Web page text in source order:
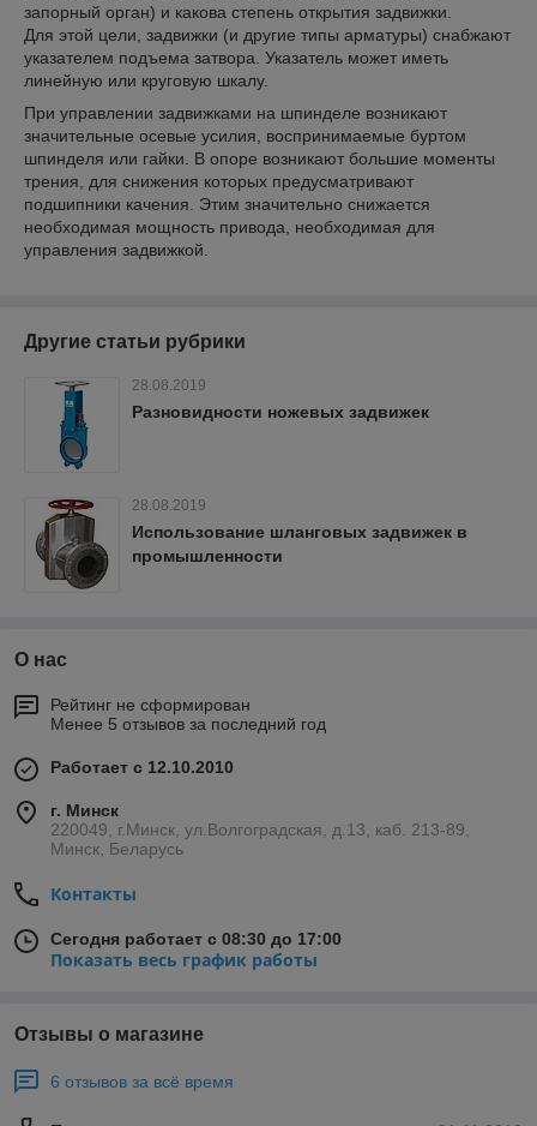
запорный орган) и какова степень открытия задвижки.
Для этой цели, задвижки (и другие типы арматуры) снабжают
указателем подъема затвора. Указатель может иметь
линейную или круговую шкалу.
При управлении задвижками на шпинделе возникают
значительные осевые усилия, воспринимаемые буртом
шпинделя или гайки. В опоре возникают большие моменты
трения, для снижения которых предусматривают
подшипники качения. Этим значительно снижается
необходимая мощность привода, необходимая для
управления задвижкой.
Другие статьи рубрики
28.08.2019
Разновидности ножевых задвижек
28.08.2019
Использование шланговых задвижек в
промышленности
О нас
Рейтинг не сформирован
Менее 5 отзывов за последний год
Работает с 12.10.2010
г. Минск
220049, г.Минск, ул.Волгоградская, д.13, каб. 213-89,
Минск, Беларусь
Контакты
Сегодня работает с 08:30 до 17:00
Показать весь график работы
Отзывы о магазине
6 отзывов за всё время